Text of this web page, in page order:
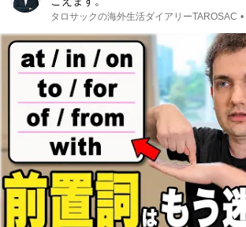
タロサックの海外生活ダイアリーTAROSAC •